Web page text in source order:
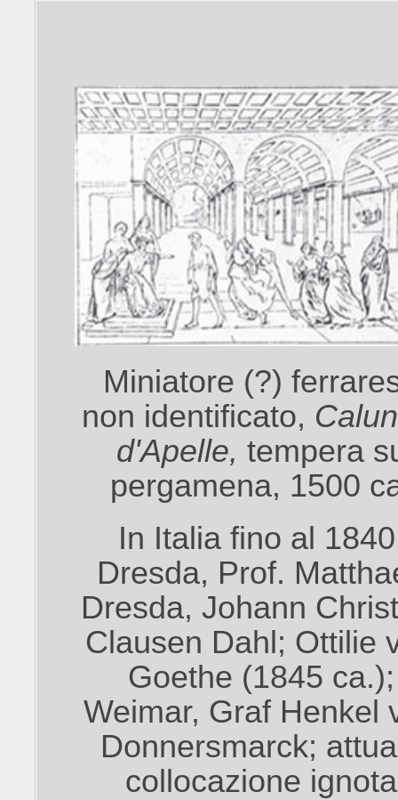
Miniatore (?)
non identificato,
d'Apelle, tempera
pergamena, 1500
In Italia fino al
Dresda, Prof.
Dresda, Johann
Clausen Dahl; Ottilie
Goethe (1845 ca.);
Weimar, Graf Henkel
Donnersmarck;
collocazione ignota